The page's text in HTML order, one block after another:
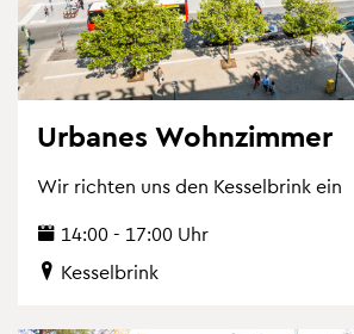
Ur­ba­nes Wohn­zim­mer
Wir rich­ten uns den Kes­sel­brink ein
14:00 - 17:00 Uhr
Kes­sel­brink